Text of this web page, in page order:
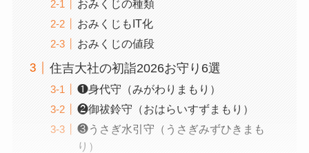
おみくじの種類
おみくじもIT化
おみくじの値段
住吉大社の初詣2026お守り6選
❶身代守（みがわりまもり）
❷御祓鈴守（おはらいすずまもり）
❸うさぎ水引守（うさぎみずひきまも
り）